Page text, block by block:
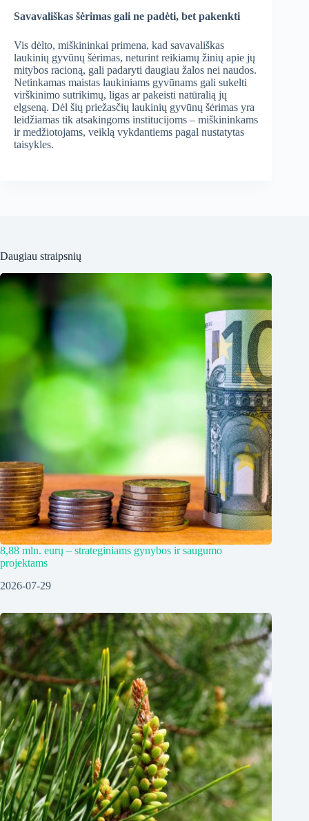
Savavališkas šėrimas gali ne padėti, bet pakenkti
Vis dėlto, miškininkai primena, kad savavališkas
laukinių gyvūnų šėrimas, neturint reikiamų žinių apie jų
mitybos racioną, gali padaryti daugiau žalos nei naudos.
Netinkamas maistas laukiniams gyvūnams gali sukelti
virškinimo sutrikimų, ligas ar pakeisti natūralią jų
elgseną. Dėl šių priežasčių laukinių gyvūnų šėrimas yra
leidžiamas tik atsakingoms institucijoms – miškininkams
ir medžiotojams, veiklą vykdantiems pagal nustatytas
taisykles.
Daugiau straipsnių
8,88 mln. eurų – strateginiams gynybos ir saugumo
projektams
2026-07-29